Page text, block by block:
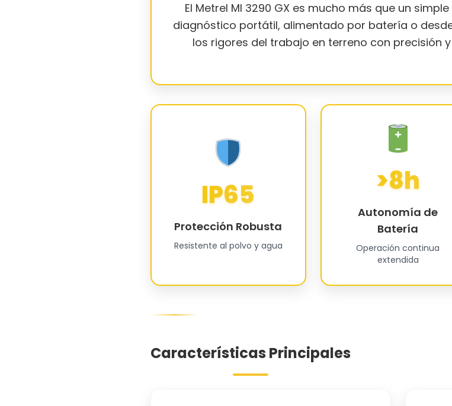
El Metrel MI 3290 GX es mucho más que un
diagnóstico portátil, alimentado por batería o
los rigores del trabajo en terreno con precisión
IP65
Protección Robusta
Resistente al polvo y agua
>8h
Autonomía de
Batería
Operación continua
extendida
Características Principales